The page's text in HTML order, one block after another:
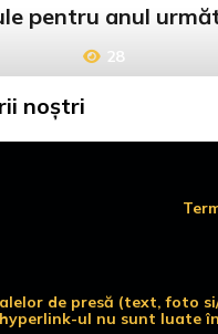
pentru anul
28
noștri
de presă (text, foto
hyperlink-ul nu sunt luate